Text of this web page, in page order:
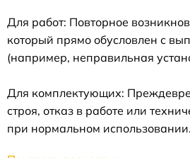
Для работ: Повторное
который прямо обусловлен с
(например, неправильная
Для комплектующих:
строя, отказ в работе или
при нормальном использовании.